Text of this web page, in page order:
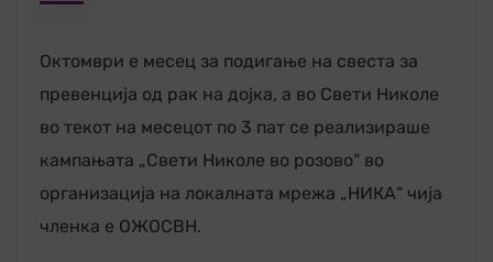
Октомври е месец за подигање на свеста за
превенција од рак на дојка, а во Свети Николе
во текот на месецот по 3 пат се реализираше
кампањата „Свети Николе во розово“ во
организација на локалната мрежа „НИКА“ чија
членка е ОЖОСВН.